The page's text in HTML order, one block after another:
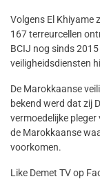
Volgens El Khiyame
167 terreurcellen
BCIJ nog sinds
veiligheidsdiensten
De Marokkaanse
bekend werd dat zij
vermoedelijke
de Marokkaanse
voorkomen.
Like Demet TV op